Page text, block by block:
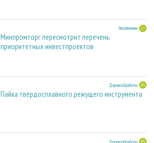
Лесопиление
Минпромторг пересмотрит перечень
приоритетных инвестпроектов
Деревообработка
Пайка твердосплавного режущего инструмента